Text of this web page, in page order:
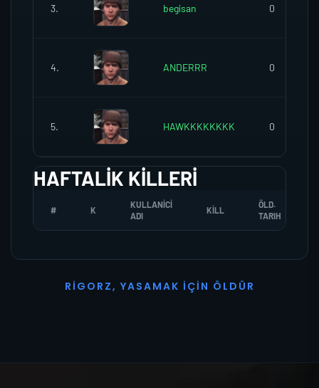
3. begisan 0
4. ANDERRR 0
5. HAWKKKKKKKK 0
HAFTALIK KILLERI
# K
KULLANICI
ADI
KILL
ÖLD.
TARIH
R I G O R Z, YASAMAK İ ÇI N Ö L D Ü R